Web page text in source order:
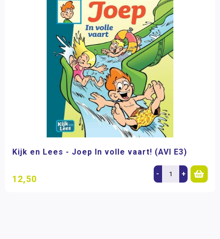
Kijk en Lees - Joep In volle vaart! (AVI E3)
12,50 - +